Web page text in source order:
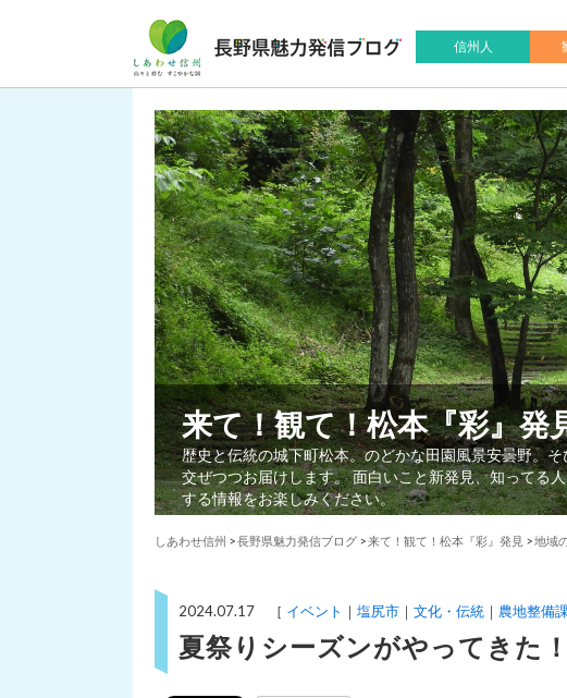
信州人
来て！観て！松本『彩』発
歴史と伝統の城下町松本。のどかな田園風景安曇野。
交ぜつつお届けします。 面白いこと新発見、知ってる
する情報をお楽しみください。
しあわせ信州 >長野県魅力発信ブログ >来て！観て！松本『彩』発見 >地域
2024.07.17 ［ イベント 塩尻市 文化・伝統 農地整備課
夏祭りシーズンがやってきた！